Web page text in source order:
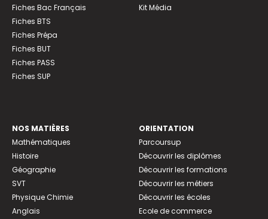
Fiches Bac Français
Fiches BTS
Fiches Prépa
Fiches BUT
Fiches PASS
Fiches SUP
Kit Média
NOS MATIÈRES
Mathématiques
Histoire
Géographie
SVT
Physique Chimie
Anglais
ORIENTATION
Parcoursup
Découvrir les diplômes
Découvrir les formations
Découvrir les métiers
Découvrir les écoles
Ecole de commerce